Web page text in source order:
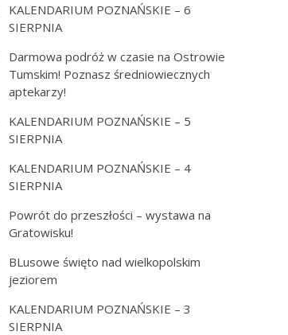
KALENDARIUM POZNAŃSKIE – 6
SIERPNIA
Darmowa podróż w czasie na Ostrowie
Tumskim! Poznasz średniowiecznych
aptekarzy!
KALENDARIUM POZNAŃSKIE – 5
SIERPNIA
KALENDARIUM POZNAŃSKIE – 4
SIERPNIA
Powrót do przeszłości – wystawa na
Gratowisku!
BLusowe święto nad wielkopolskim
jeziorem
KALENDARIUM POZNAŃSKIE – 3
SIERPNIA